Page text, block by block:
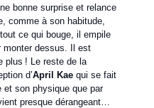
bonne surprise et relance
comme à son habitude,
ce qui bouge, il empile
monter dessus. Il est
plus ! Le reste de la
d’April Kaequi se fait
et son physique que par
presque dérangeant…